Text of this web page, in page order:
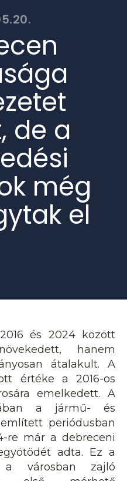
de a
még
el
és 2024 között
hanem
átalakult. A
értéke a 2016-os
emelkedett. A
a jármű- és
periódusban
re már a debreceni
adta. Ez a
a városban zajló